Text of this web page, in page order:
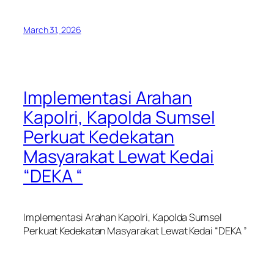
March 31, 2026
Implementasi Arahan
Kapolri, Kapolda Sumsel
Perkuat Kedekatan
Masyarakat Lewat Kedai
“DEKA “
Implementasi Arahan Kapolri, Kapolda Sumsel
Perkuat Kedekatan Masyarakat Lewat Kedai “DEKA ”